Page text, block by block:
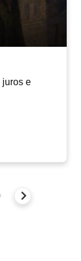
juros e